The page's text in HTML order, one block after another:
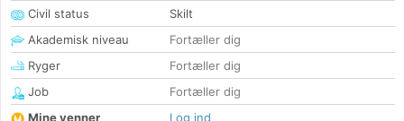
Civil status
Skilt
Akademisk niveau
Fortæller dig
Ryger
Fortæller dig
Job
Fortæller dig
Mine venner
Log ind